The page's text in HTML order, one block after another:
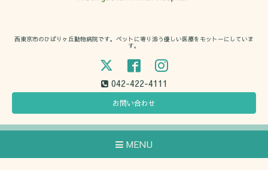
西東京市のひばりヶ丘動物病院です。ペットに寄り添う優しい医療をモットーにしていま
す。
042-422-4111
お問い合わせ
MENU